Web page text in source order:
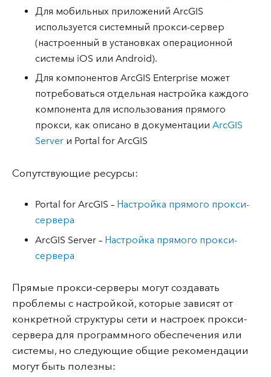
Для мобильных приложений ArcGIS
используется системный прокси-сервер
(настроенный в установках операционной
системы iOS или Android).
Для компонентов ArcGIS Enterprise может
потребоваться отдельная настройка каждого
компонента для использования прямого
прокси, как описано в документацииArcGIS
Server и Portal for ArcGIS
Сопутствующие ресурсы:
Portal for ArcGIS – Настройка прямого прокси-
сервера
ArcGIS Server – Настройка прямого прокси-
сервера
Прямые прокси-серверы могут создавать
проблемы с настройкой, которые зависят от
конкретной структуры сети и настроек прокси-
сервера для программного обеспечения или
системы, но следующие общие рекомендации
могут быть полезны: